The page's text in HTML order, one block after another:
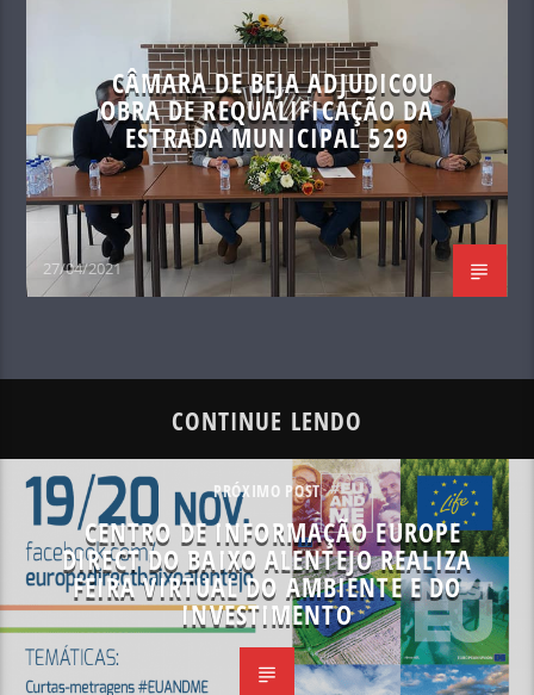
CÂMARA DE BEJA ADJUDICOU
OBRA DE REQUALIFICAÇÃO DA
ESTRADA MUNICIPAL 529
27/04/2021
CONTINUE LENDO
PRÓXIMO POST
CENTRO DE INFORMAÇÃO EUROPE
DIRECT DO BAIXO ALENTEJO REALIZA
FEIRA VIRTUAL DO AMBIENTE E DO
INVESTIMENTO